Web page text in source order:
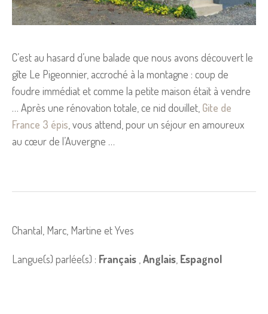
C’est au hasard d’une balade que nous avons découvert le
gîte Le Pigeonnier, accroché à la montagne : coup de
foudre immédiat et comme la petite maison était à vendre
… Après une rénovation totale, ce nid douillet, Gite de
France 3 épis , vous attend, pour un séjour en amoureux
au cœur de l’Auvergne …
Chantal, Marc, Martine et Yves
Langue(s) parlée(s) : Français, Anglais, Espagnol